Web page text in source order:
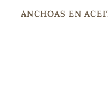
ANCHOAS EN